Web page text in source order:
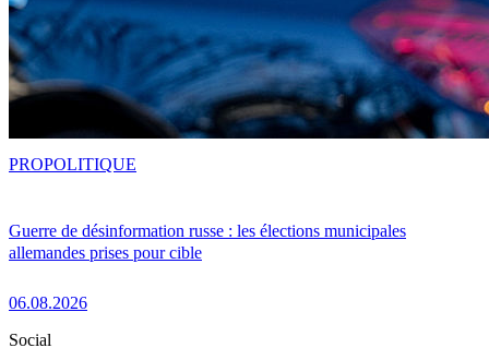
Guerre de désinformation russe : les élections municipales
allemandes prises pour cible
06.08.2026
PROPOLITIQUE
Social